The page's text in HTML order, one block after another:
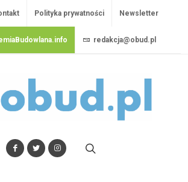
Polityka prywatności Newsletter
redakcja@obud.pl